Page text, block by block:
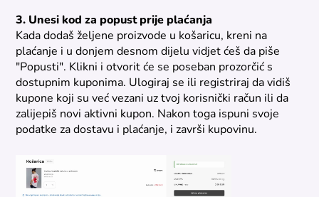
3. Unesi kod za popust prije plaćanja
Kada dodaš željene proizvode u košaricu, kreni na
plaćanje i u donjem desnom dijelu vidjet ćeš da piše
"Popusti". Klikni i otvorit će se poseban prozorčić s
dostupnim kuponima. Ulogiraj se ili registriraj da vidiš
kupone koji su već vezani uz tvoj korisnički račun ili da
zalijepiš novi aktivni kupon. Nakon toga ispuni svoje
podatke za dostavu i plaćanje, i završi kupovinu.